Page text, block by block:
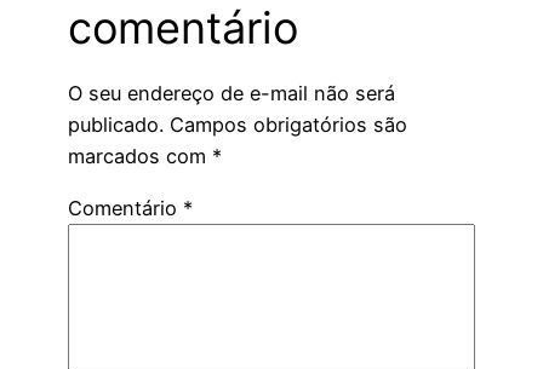
comentário
O seu endereço de e-mail não será
publicado. Campos obrigatórios são
marcados com *
Comentário *